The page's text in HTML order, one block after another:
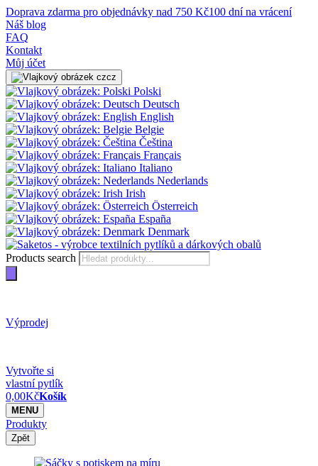
Doprava zdarma pro objednávky nad 750 Kč100 dní na vrácení
Náš blog
FAQ
Kontakt
Můj účet
cz
Polski
Deutsch
English
Belgie
Čeština
Français
Italiano
Nederlands
Irish
Österreich
España
Denmark
Products search
Výprodej
Vytvořte si
vlastní pytlík
0,00KčKošík
MENU
Produkty
Zpět